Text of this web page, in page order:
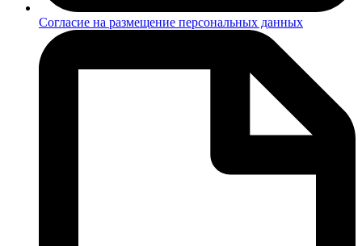
Согласие на размещение персональных данных